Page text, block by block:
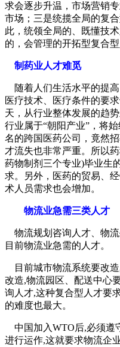
求会逐步升温，市场营销
市场；三是统揽全局的复
此，统领全局的、既懂技
的，会管理的开拓型复合
制药业人才难觅
随着人们生活水平的提
医疗技术、医疗条件的要
天，从行业整体发展的趋
行业属于“朝阳产业”，将
名的跨国医药公司，竟然
才流失也非常严重。所以
药物制剂三个专业)毕业生
求。另外，医药的贸易、
术人员需求也会增加。
物流业急需三类人才
物流规划咨询人才、物
目前物流业急需的人才。
目前城市物流系统要改
改造,物流园区、配送中心
询人才,这种复合型人才要
的难度也最大。
中国加入WTO后,必须遵
进行运作,这就要求物流企